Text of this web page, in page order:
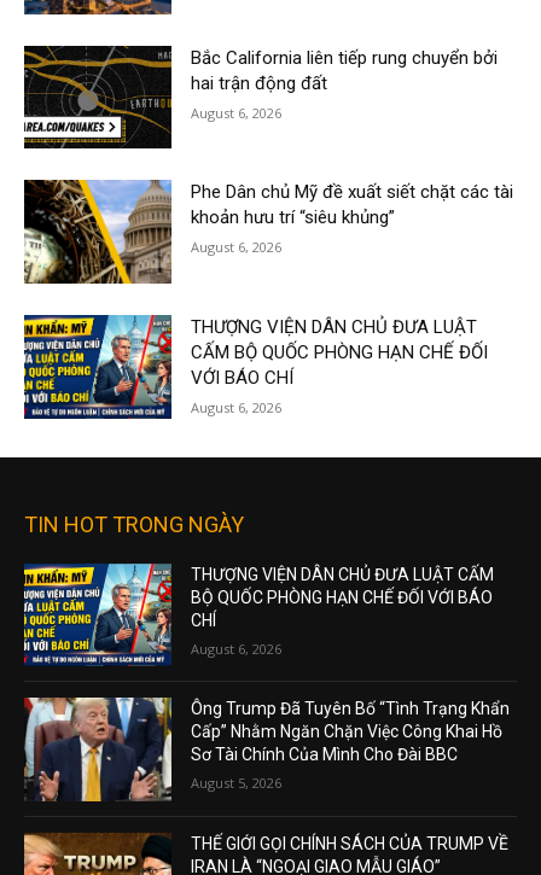
Bắc California liên tiếp rung chuyển bởi
hai trận động đất
August 6, 2026
Phe Dân chủ Mỹ đề xuất siết chặt các tài
khoản hưu trí “siêu khủng”
August 6, 2026
THƯỢNG VIỆN DÂN CHỦ ĐƯA LUẬT
CẤM BỘ QUỐC PHÒNG HẠN CHẾ ĐỐI
VỚI BÁO CHÍ
August 6, 2026
TIN HOT TRONG NGÀY
THƯỢNG VIỆN DÂN CHỦ ĐƯA LUẬT CẤM
BỘ QUỐC PHÒNG HẠN CHẾ ĐỐI VỚI BÁO
CHÍ
August 6, 2026
Ông Trump Đã Tuyên Bố “Tình Trạng Khẩn
Cấp” Nhằm Ngăn Chặn Việc Công Khai Hồ
Sơ Tài Chính Của Mình Cho Đài BBC
August 5, 2026
THẾ GIỚI GỌI CHÍNH SÁCH CỦA TRUMP VỀ
IRAN LÀ “NGOẠI GIAO MẪU GIÁO”